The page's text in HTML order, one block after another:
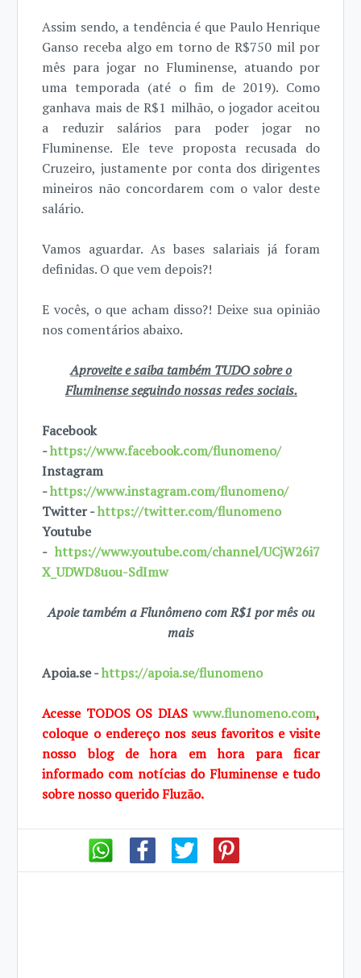
Assim sendo, a tendência é que Paulo Henrique
Ganso receba algo em torno de R$750 mil por
mês para jogar no Fluminense, atuando por
uma temporada (até o fim de 2019). Como
ganhava mais de R$1 milhão, o jogador aceitou
a reduzir salários para poder jogar no
Fluminense. Ele teve proposta recusada do
Cruzeiro, justamente por conta dos dirigentes
mineiros não concordarem com o valor deste
salário.
Vamos aguardar. As bases salariais já foram
definidas. O que vem depois?!
E vocês, o que acham disso?! Deixe sua opinião
nos comentários abaixo.
Aproveite e saiba também TUDO sobre o
Fluminense seguindo nossas redes sociais.
Facebook
-https://www.facebook.com/flunomeno/
Instagram
-https://www.instagram.com/flunomeno/
Twitter -https://twitter.com/flunomeno
Youtube
-https://www.youtube.com/channel/UCjW26i7
X_UDWD8uou-SdImw
Apoie também a Flunômeno com R$1 por mês ou
mais
Apoia.se -https://apoia.se/flunomeno
Acesse TODOS OS DIASwww.flunomeno.com,
coloque o endereço nos seus favoritos e visite
nosso blog de hora em hora para ficar
informado com notícias do Fluminense e tudo
sobre nosso querido Fluzão.